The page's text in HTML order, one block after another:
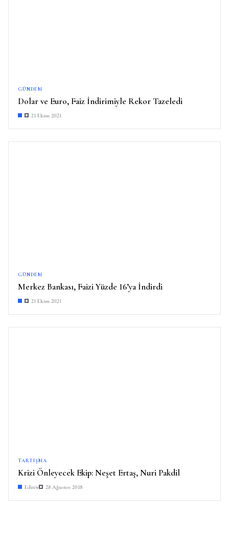
GÜNDEM
Dolar ve Euro, Faiz İndirimiyle Rekor Tazeledi
21 Ekim 2021
GÜNDEM
Merkez Bankası, Faizi Yüzde 16’ya İndirdi
21 Ekim 2021
TARTIŞMA
Krizi Önleyecek Ekip: Neşet Ertaş, Nuri Pakdil
Editör 28 Ağustos 2018